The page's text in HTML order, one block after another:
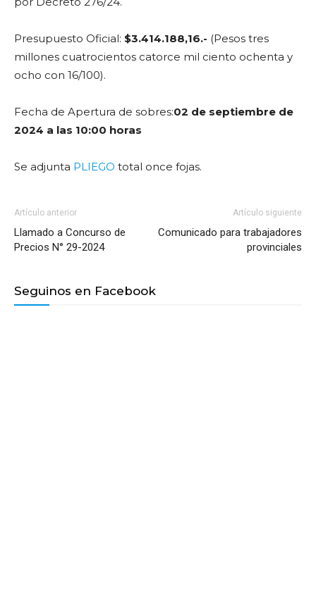
Presupuesto Oficial: $3.414.188,16.- (Pesos tres
millones cuatrocientos catorce mil ciento ochenta y
ocho con 16/100).
Fecha de Apertura de sobres:02 de septiembre de
2024 a las 10:00 horas
Se adjunta PLIEGO total once fojas.
Artículo anterior
Llamado a Concurso de
Precios N° 29-2024
Artículo siguiente
Comunicado para trabajadores
provinciales
Seguinos en Facebook